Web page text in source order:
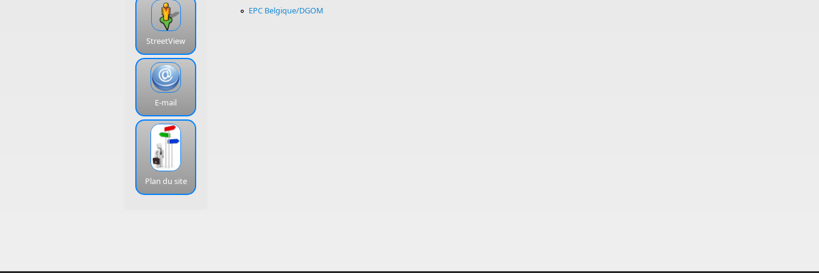
StreetView
E-mail
Plan du site
EPC Belgique/DGOM